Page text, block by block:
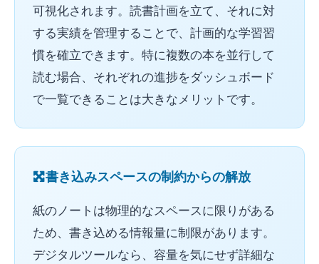
可視化されます。読書計画を立て、それに対
する実績を管理することで、計画的な学習習
慣を確立できます。特に複数の本を並行して
読む場合、それぞれの進捗をダッシュボード
で一覧できることは大きなメリットです。
書き込みスペースの制約からの解放
紙のノートは物理的なスペースに限りがある
ため、書き込める情報量に制限があります。
デジタルツールなら、容量を気にせず詳細な